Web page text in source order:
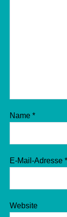
Name *
E-Mail-Adresse *
Website